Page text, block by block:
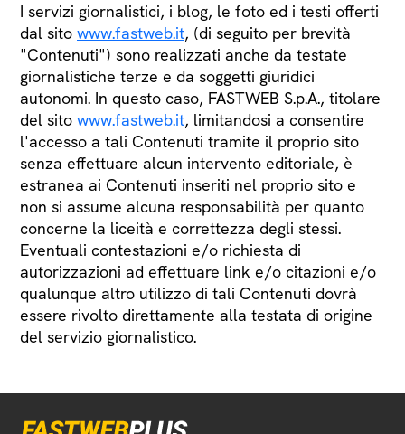
I servizi giornalistici, i blog, le foto ed i testi offerti
dal sito www.fastweb.it, (di seguito per brevità
"Contenuti") sono realizzati anche da testate
giornalistiche terze e da soggetti giuridici
autonomi. In questo caso, FASTWEB S.p.A., titolare
del sito www.fastweb.it, limitandosi a consentire
l'accesso a tali Contenuti tramite il proprio sito
senza effettuare alcun intervento editoriale, è
estranea ai Contenuti inseriti nel proprio sito e
non si assume alcuna responsabilità per quanto
concerne la liceità e correttezza degli stessi.
Eventuali contestazioni e/o richiesta di
autorizzazioni ad effettuare link e/o citazioni e/o
qualunque altro utilizzo di tali Contenuti dovrà
essere rivolto direttamente alla testata di origine
del servizio giornalistico.